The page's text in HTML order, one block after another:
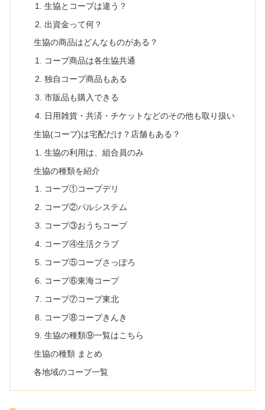
生協とコープは違う？
出資金って何？
生協の商品はどんなものがある？
コープ商品は各生協共通
独自コープ商品もある
市販品も購入できる
日用雑貨・共済・チケットなどのその他も取り扱い
生協(コープ)は宅配だけ？店舗もある？
生協の利用は、組合員のみ
生協の種類を紹介
コープ①コープデリ
コープ②パルシステム
コープ③おうちコープ
コープ④生活クラブ
コープ⑤コープさっぽろ
コープ⑥東海コープ
コープ⑦コープ東北
コープ⑧コープきんき
生協の種類⑨一覧はこちら
生協の種類 まとめ
各地域のコープ一覧